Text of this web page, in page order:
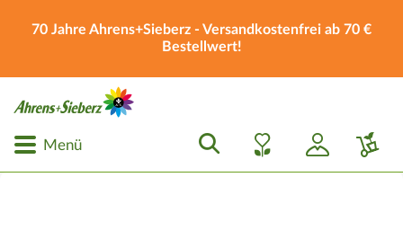
70 Jahre Ahrens+Sieberz - Versandkostenfrei ab 70 €
Bestellwert!
Menü